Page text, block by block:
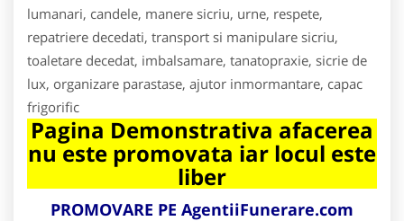
lumanari, candele, manere sicriu, urne, respete,
repatriere decedati, transport si manipulare sicriu,
toaletare decedat, imbalsamare, tanatopraxie, sicrie de
lux, organizare parastase, ajutor inmormantare, capac
frigorific
Pagina Demonstrativa afacerea
nu este promovata iar locul este
liber
PROMOVARE PE AgentiiFunerare.com